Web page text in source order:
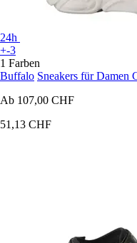
24h
+-3
1 Farben
Buffalo Sneakers für Damen
Ab 107,00 CHF
51,13 CHF